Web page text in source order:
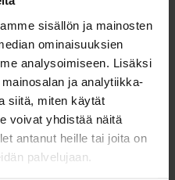
sisällön ja mainosten
ominaisuuksien
analysoimiseen. Lisäksi
ja analytiikka-
siitä, miten käytät
voivat yhdistää näitä
antanut heille tai joita on
palvelujaan.
ja olohuoneen, isoilla